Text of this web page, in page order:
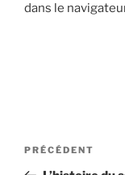
dans le
Navigation
Article
précédent
PRÉCÉDENT